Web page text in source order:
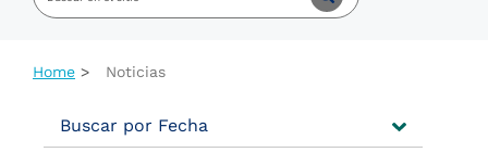
Home Noticias
Buscar por Fecha